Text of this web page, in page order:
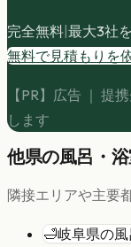
完全無料|最大3社
無料で見積もりを
【PR】広告 ｜ 提
します
他県の風呂・
隣接エリアや主要
🛁岐阜県の